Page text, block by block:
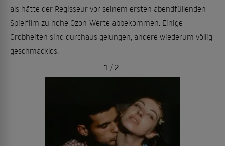
als hätte der Regisseur vor seinem ersten abendfüllenden
Spielfilm zu hohe Ozon-Werte abbekommen. Einige
Grobheiten sind durchaus gelungen, andere wiederum völlig
geschmacklos.
1 / 2